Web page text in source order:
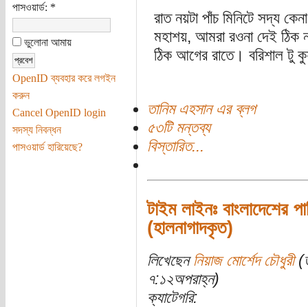
পাসওয়ার্ড: *
ভুলোনা আমায়
OpenID ব্যবহার করে লগইন
করুন
Cancel OpenID login
সদস্য নিবন্ধন
পাসওয়ার্ড হারিয়েছে?
রাত নয়টা পাঁচ মিনিটে সদ্য
মহাশয়, আমরা রওনা দেই ঠিক
ঠিক আগের রাতে। বরিশাল টু
তানিম এহসান এর ব্লগ
৫৩টি মন্তব্য
বিস্তারিত...
টাইম লাইনঃ বাংলাদেশের
(হালনাগাদকৃত)
লিখেছেন নিয়াজ মোর্শেদ চৌধুরী
৭:১২অপরাহ্ন)
ক্যাটেগরি: